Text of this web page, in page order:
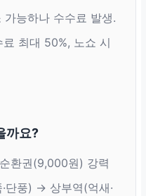
가능하나 수수료 발생.
최대 50%, 노쇼 시
까요?
환권(9,000원) 강력
단풍) → 상부역(억새·